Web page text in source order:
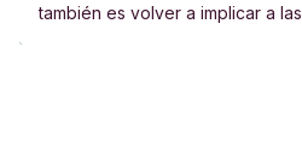
también es volver a implicar a las